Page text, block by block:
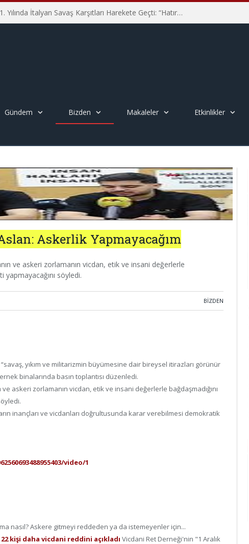
Hiroşima’nın 81. Yılında İtalyan Savaş Karşıtları Harekete Geçti: “Hatırlamak yeterli değil”
Gündem Bizden Makaleler Etkinlikler
Askerlik Yapmayacağım
ve askeri zorlamanın vicdan, etik ve insani değerlerle
yapmayacağını söyledi.
BIZDEN
yıkım ve militarizmin büyümesine dair bireysel itirazları görünür
binalarında basın toplantısı düzenledi.
ve askeri zorlamanın vicdan, etik ve insani değerlerle bağdaşmadığını
inançları ve vicdanları doğrultusunda karar verebilmesi demokratik
video/1
nasıl? Askere gitmeyi reddeden ya da istemeyenler için...
kişi daha vicdani reddini açıkladı Vicdani Ret Derneği'nin "1 Aralık